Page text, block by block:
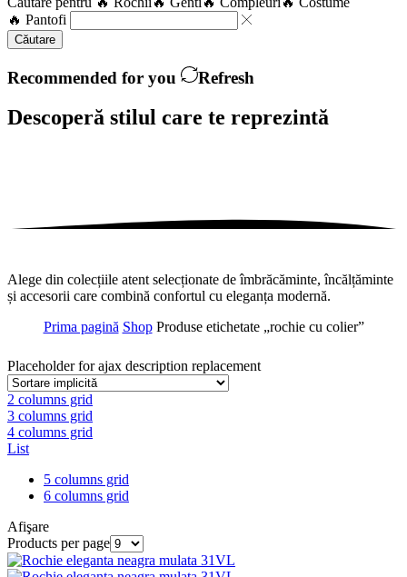
🔥 Pantofi
Căutare
Recommended for you Refresh
Descoperă stilul care te reprezintă
Alege din colecțiile atent selecționate de îmbrăcăminte, încălțăminte
și accesorii care combină confortul cu eleganța modernă.
Prima pagină Shop Produse etichetate „rochie cu colier”
Placeholder for ajax description replacement
2 columns grid
3 columns grid
4 columns grid
List
5 columns grid
6 columns grid
Afişare
Products per page